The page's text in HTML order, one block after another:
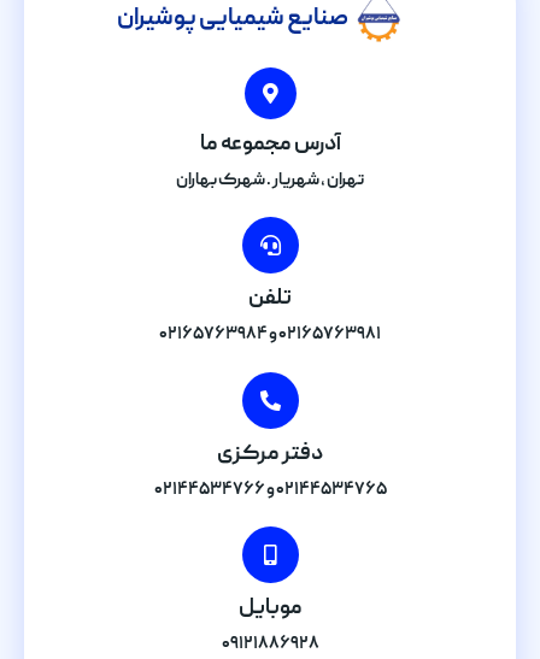
صنایع شیمیایی پوشیران
آدرس مجموعه ما
تهران , شهریار . شهرک بهاران
تلفن
۰۲۱۶۵۷۶۳۹۸۱ و ۰۲۱۶۵۷۶۳۹۸۴
دفتر مرکزی
۰۲۱۴۴۵۳۴۷۶۵ و ۰۲۱۴۴۵۳۴۷۶۶
موبایل
۰۹۱۲۱۸۸۶۹۲۸